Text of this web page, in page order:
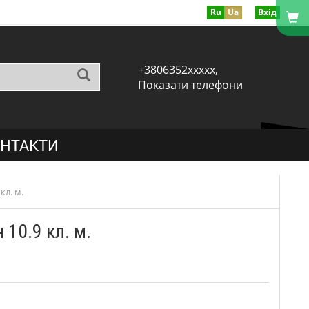
Ru Ua Вхід
+3806352xxxxx,
Показати телефони
м.
10.9 кл. м.